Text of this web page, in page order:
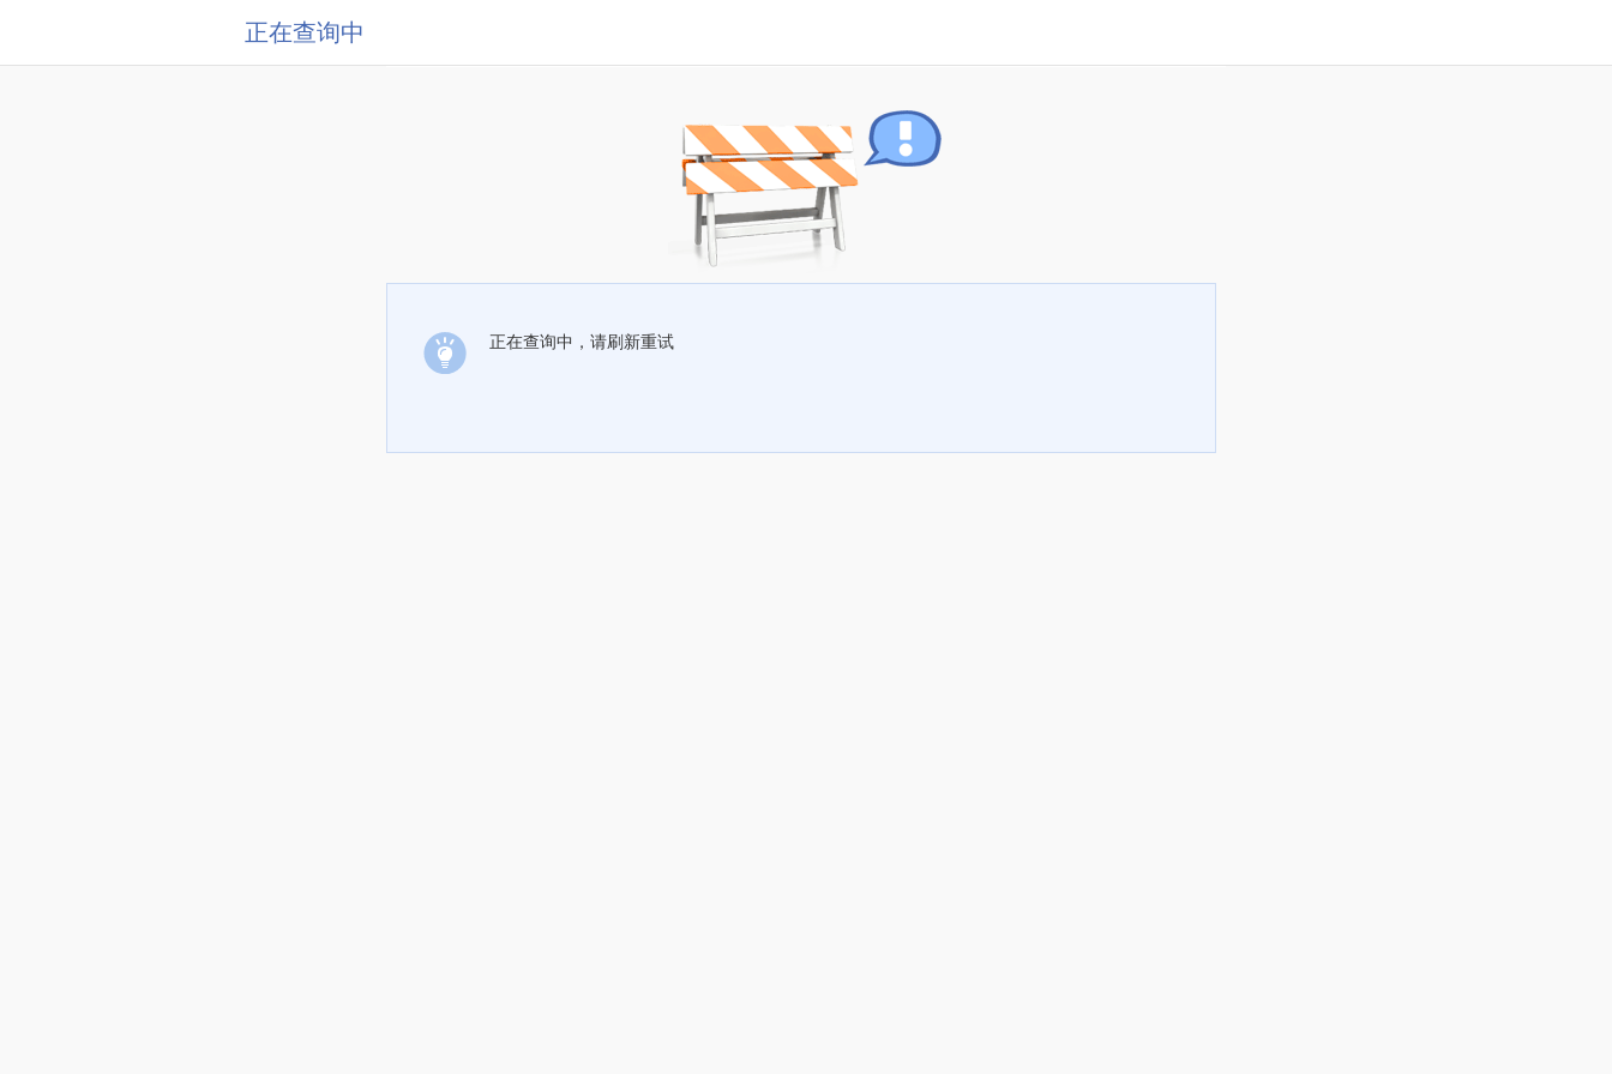
正在查询中
正在查询中，请刷新重试